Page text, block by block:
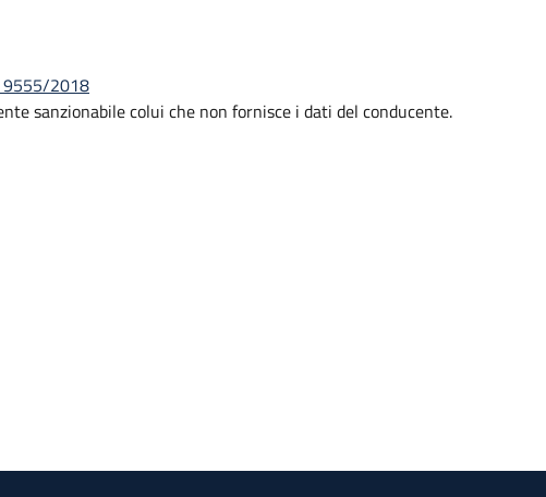
9555/2018
sanzionabile colui che non fornisce i dati del conducente.